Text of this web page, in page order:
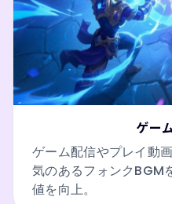
ゲー
ゲーム配信やプレイ動
気のあるフォンクBGM
値を向上。